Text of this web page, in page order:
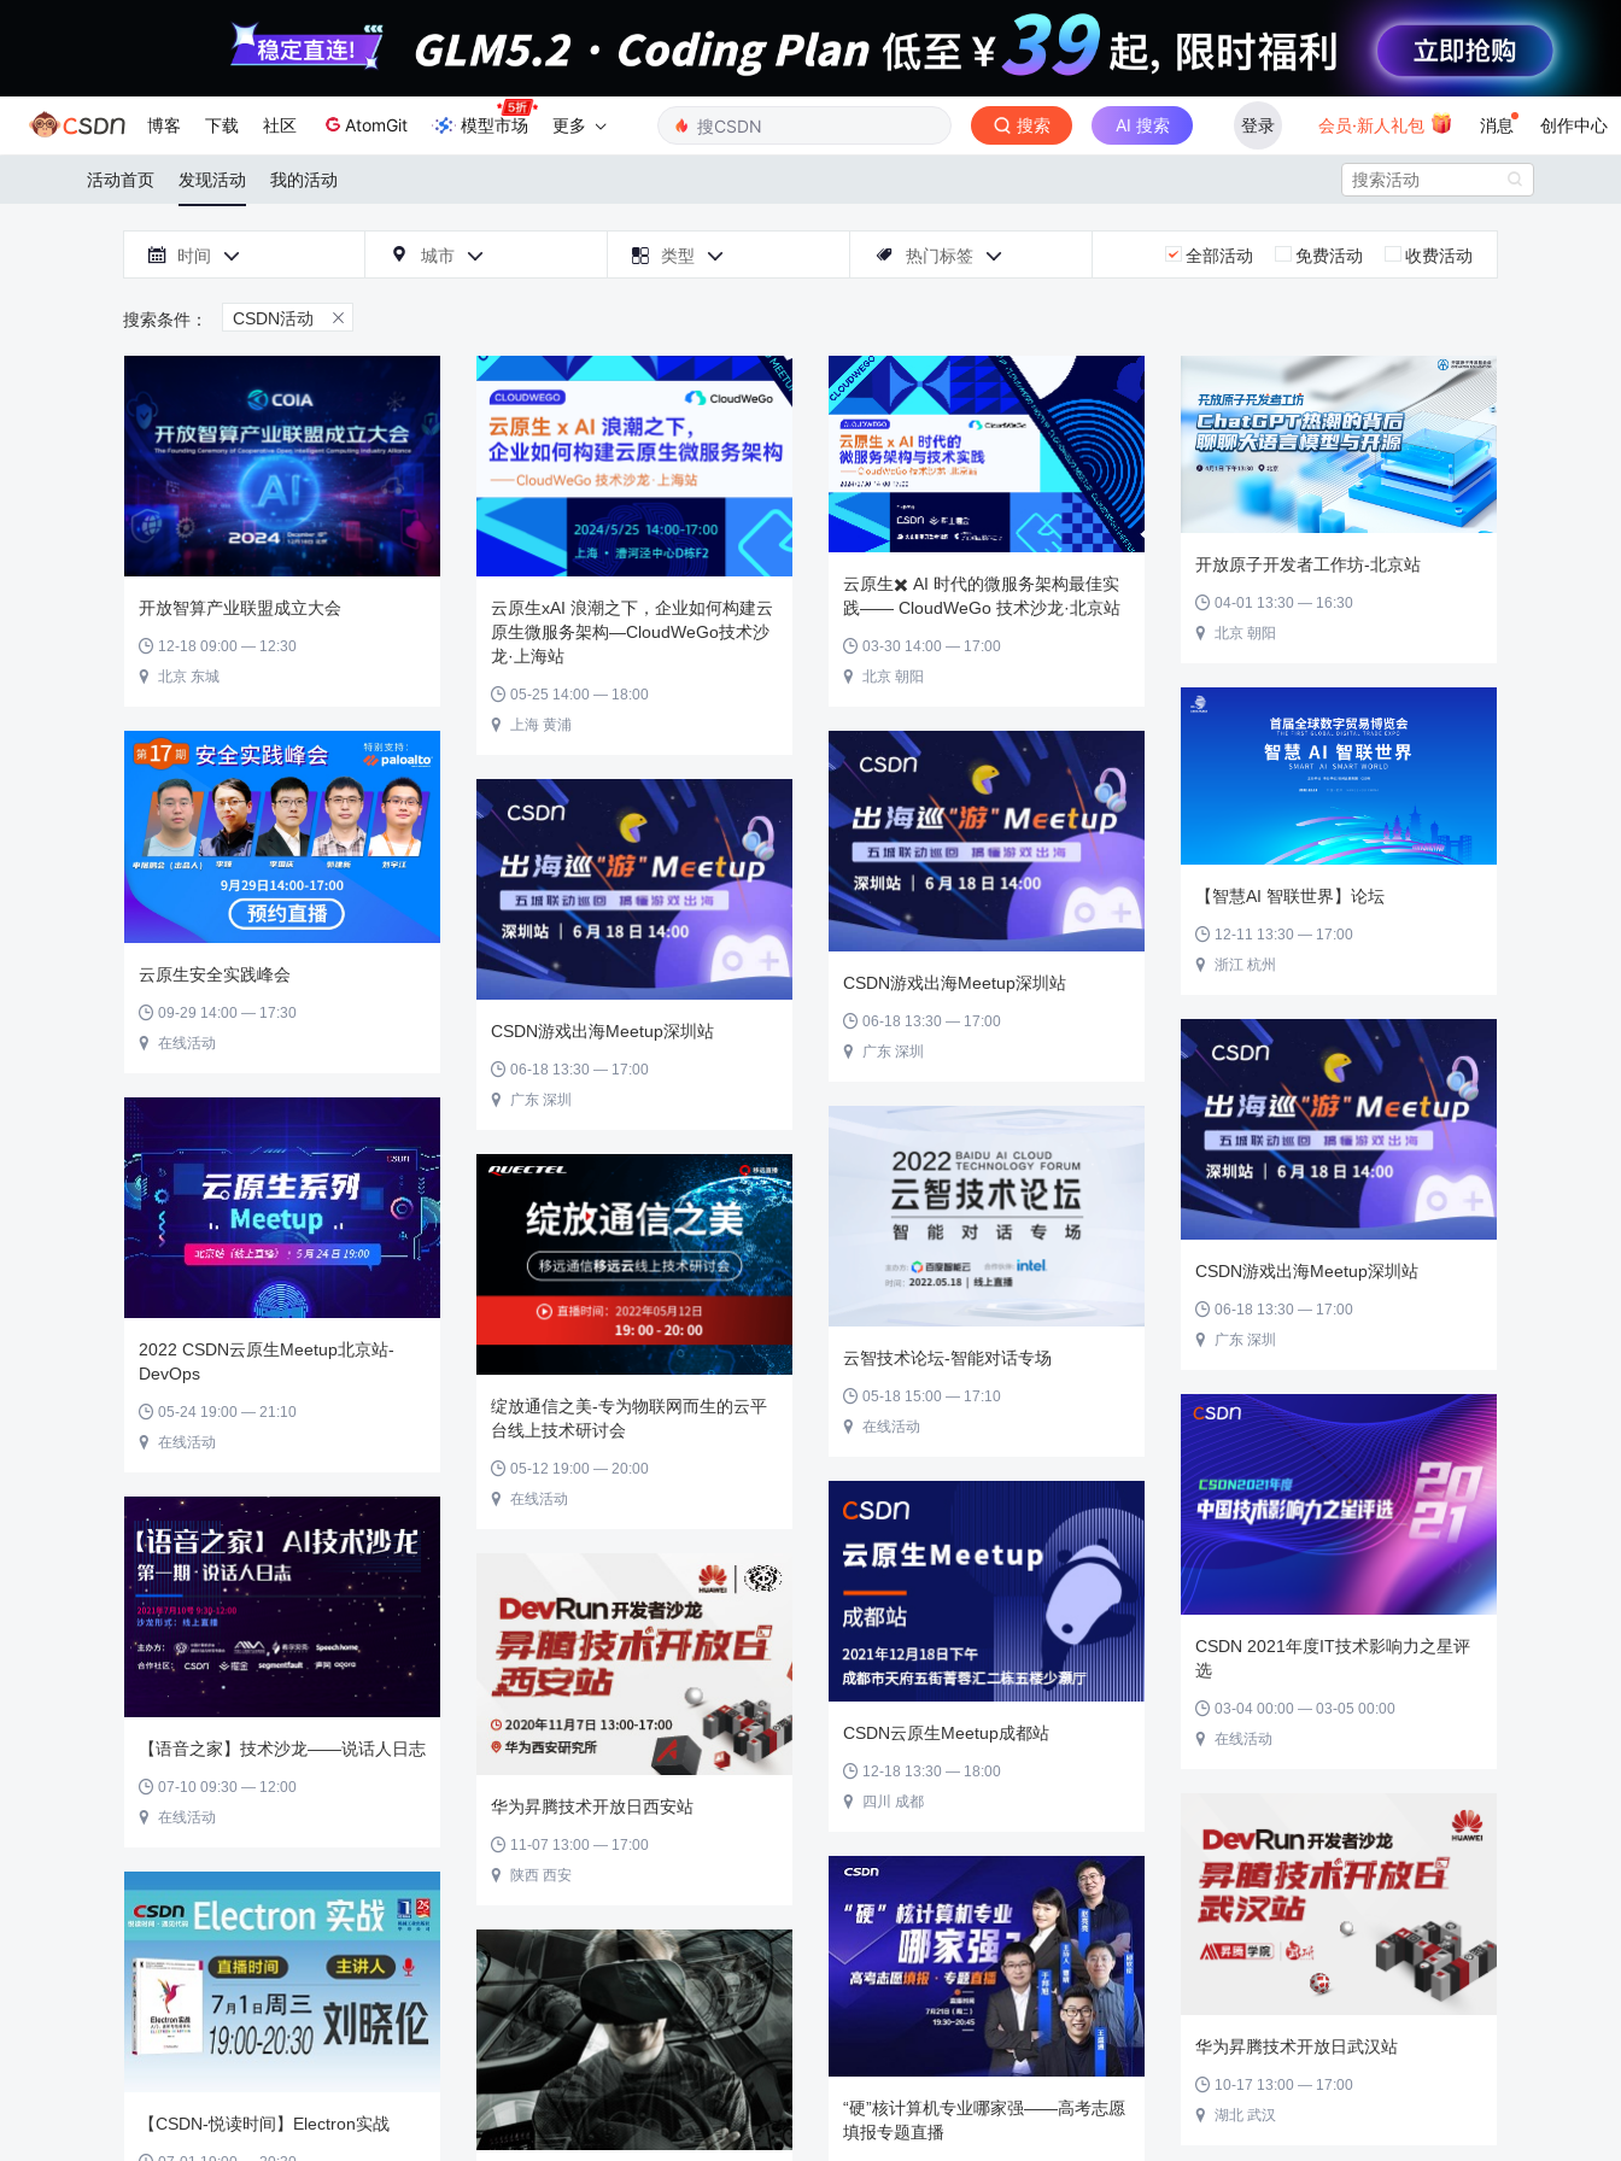
博客 下载 社区 AtomGit 模型市场 更多 搜索 AI 搜索 登录 会员·新人礼包 消息 创作中心
活动首页 发现活动 我的活动 
 时间   城市   类型   热门标签  全部活动 免费活动 收费活动
CSDN活动 
开放智算产业联盟成立大会
 12-18 09:00 — 12:30
 北京 东城
云原生xAI 浪潮之下，企业如何构建云
原生微服务架构—CloudWeGo技术沙
龙·上海站
 05-25 14:00 — 18:00
 上海 黄浦
云原生✖️ AI 时代的微服务架构最佳实
践—— CloudWeGo 技术沙龙·北京站
 03-30 14:00 — 17:00
 北京 朝阳
开放原子开发者工作坊-北京站
 04-01 13:30 — 16:30
 北京 朝阳
【智慧AI 智联世界】论坛
 12-11 13:30 — 17:00
 浙江 杭州
云原生安全实践峰会
 09-29 14:00 — 17:30
 在线活动
CSDN游戏出海Meetup深圳站
 06-18 13:30 — 17:00
 广东 深圳
CSDN游戏出海Meetup深圳站
 06-18 13:30 — 17:00
 广东 深圳
CSDN游戏出海Meetup深圳站
 06-18 13:30 — 17:00
 广东 深圳
2022 CSDN云原生Meetup北京站-
DevOps
 05-24 19:00 — 21:10
 在线活动
云智技术论坛-智能对话专场
 05-18 15:00 — 17:10
 在线活动
绽放通信之美-专为物联网而生的云平
台线上技术研讨会
 05-12 19:00 — 20:00
 在线活动
CSDN 2021年度IT技术影响力之星评
选
 03-04 00:00 — 03-05 00:00
 在线活动
CSDN云原生Meetup成都站
 12-18 13:30 — 18:00
 四川 成都
【语音之家】技术沙龙——说话人日志
 07-10 09:30 — 12:00
 在线活动
华为昇腾技术开放日西安站
 11-07 13:00 — 17:00
 陕西 西安
华为昇腾技术开放日武汉站
 10-17 13:00 — 17:00
 湖北 武汉
“硬”核计算机专业哪家强——高考志愿
填报专题直播
【CSDN-悦读时间】Electron实战